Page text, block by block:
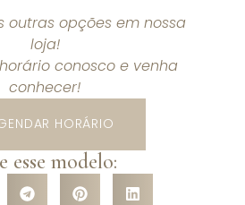
outras opções em nossa
loja!
conosco e venha
conhecer!
HORÁRIO
modelo: